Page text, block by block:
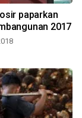
paparkan
2017